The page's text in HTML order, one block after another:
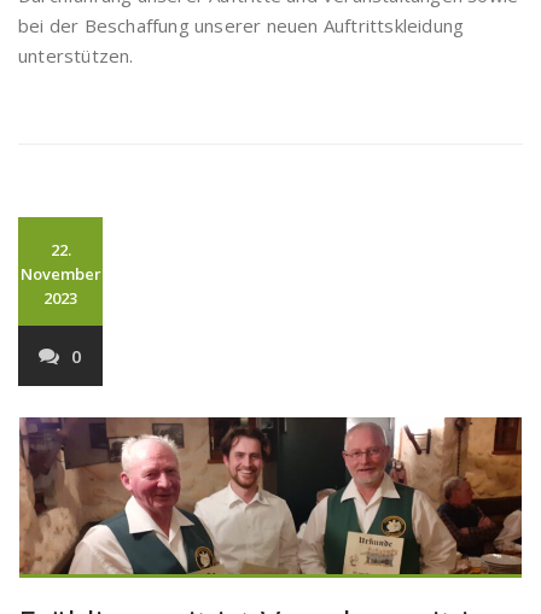
bei der Beschaffung unserer neuen Auftrittskleidung
unterstützen.
22.
November
2023
0